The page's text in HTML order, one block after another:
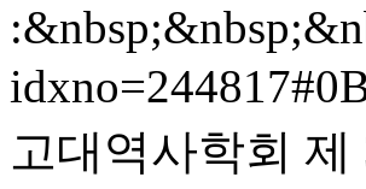
고대역사학회